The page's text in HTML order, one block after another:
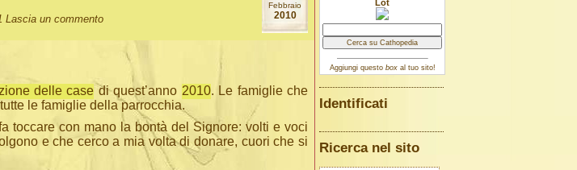
Febbraio
2010
Lascia un commento
delle case di quest’anno 2010. Le famiglie che
le famiglie della parrocchia.
toccare con mano la bontà del Signore: volti e voci
e che cerco a mia volta di donare, cuori che si
Lot
Aggiungi questo boxal tuo sito!
Identificati
Ricerca nel sito